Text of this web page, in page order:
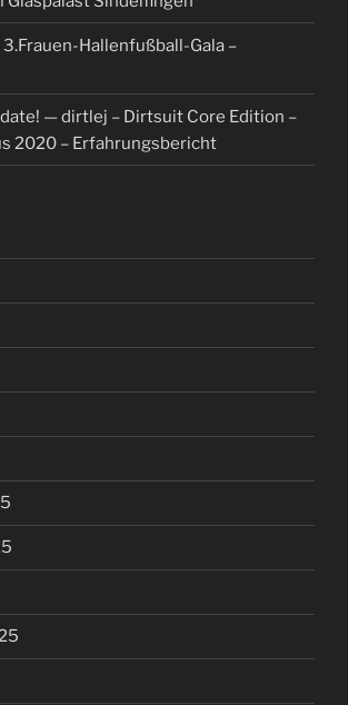
3.Frauen-Hallenfußball-Gala –
— dirtlej – Dirtsuit Core Edition –
2020 – Erfahrungsbericht